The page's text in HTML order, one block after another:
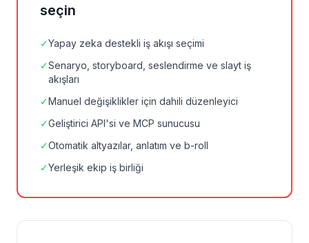
seçin
✓Yapay zeka destekli iş akışı seçimi
✓Senaryo, storyboard, seslendirme ve slayt iş
akışları
✓Manuel değişiklikler için dahili düzenleyici
✓Geliştirici API'si ve MCP sunucusu
✓Otomatik altyazılar, anlatım ve b-roll
✓Yerleşik ekip iş birliği